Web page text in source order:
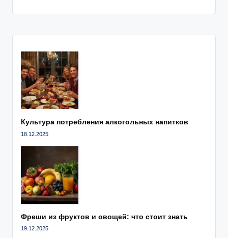
Культура потребления алкогольных напитков
18.12.2025
Фреши из фруктов и овощей: что стоит знать
19.12.2025